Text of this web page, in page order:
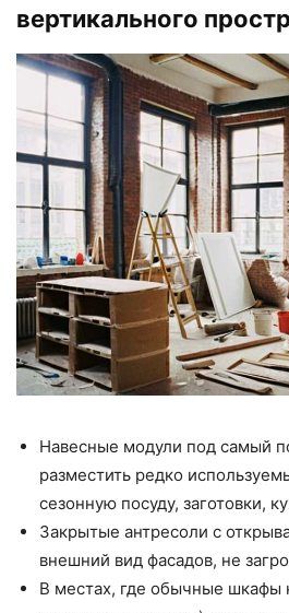
вертикального
Навесные модули под самый
разместить редко
сезонную посуду, заготовки,
Закрытые антресоли с
внешний вид фасадов, не
В местах, где обычные шкафы